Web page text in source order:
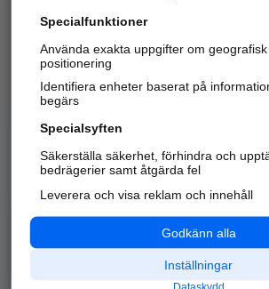
Kom igång och
Alla kategorier
Populära
API & Kartor
Annonsera
Integritet
Specialfunktioner
Använda exakta uppgifter om geografisk
positionering
Identifiera enheter baserat på
begärs
Specialsyften
Säkerställa säkerhet, förhindra och
bedrägerier samt åtgärda fel
Leverera och visa reklam och innehåll
Godkänn alla
Inställningar
Dataskydd